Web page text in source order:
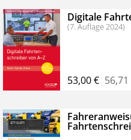
Monaten brauchen Sie
Abonnement endet
weiteren Verpflichtungen.
Digitale
(7. Auflage 2024)
53,00 € 56,71